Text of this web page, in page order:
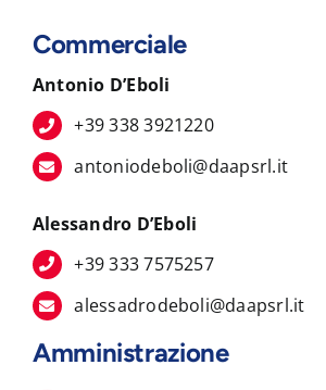
Commerciale
Antonio D’Eboli
+39 338 3921220
antoniodeboli@daapsrl.it
Alessandro D’Eboli
+39 333 7575257
alessadrodeboli@daapsrl.it
Amministrazione